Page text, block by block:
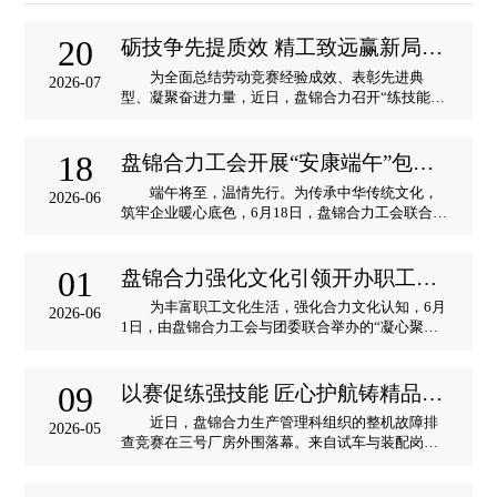
20
2026-07
砺技争先提质效 精工致远赢新局——盘锦合力召开2026年劳动竞赛总结表彰会
为全面总结劳动竞赛经验成效、表彰先进典
型、凝聚奋进力量，近日，盘锦合力召开“练技能、
会。 会议系统回顾了竞赛开展情况。自3月以
来，生产管理科协同工会以......
18
2026-06
盘锦合力工会开展“安康端午”包粽活动
端午将至，温情先行。为传承中华传统文化，
筑牢企业暖心底色，6月18日，盘锦合力工会联合企
理科严把食材品质关口，甄选清香鲜粽叶、优质圆
糯米、香甜蜜枣，一站式......
01
2026-06
盘锦合力强化文化引领开办职工活力运动会
为丰富职工文化生活，强化合力文化认知，6月
1日，由盘锦合力工会与团委联合举办的“凝心聚力
运动会设有“一圈到底”“一气呵成”“神笔马
良”“沙包传递”“三砖......
09
2026-05
以赛促练强技能 匠心护航铸精品——盘锦合力整机故障排查竞赛圆满落幕
近日，盘锦合力生产管理科组织的整机故障排
查竞赛在三号厂房外围落幕。来自试车与装配岗位